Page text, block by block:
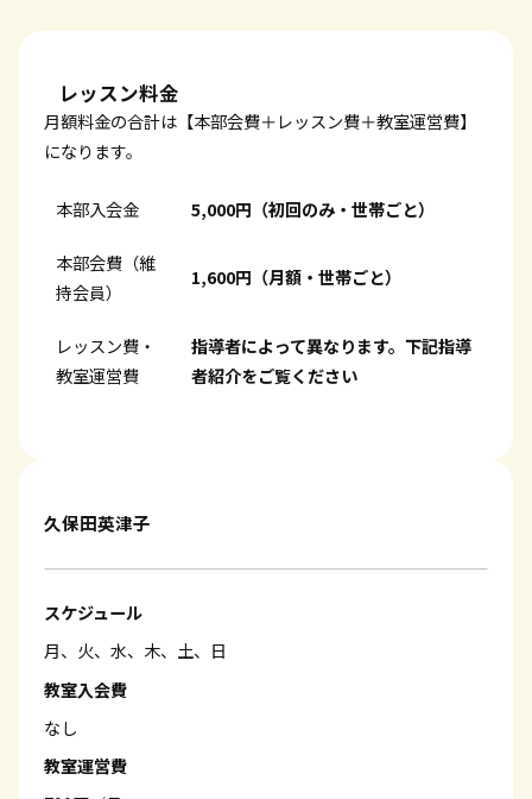
レッスン料金
月額料金の合計は【本部会費＋レッスン費＋教室運営費】
になります。
本部入会金 5,000円（初回のみ・世帯ごと）
本部会費（維
持会員）
1,600円（月額・世帯ごと）
レッスン費・
教室運営費
指導者によって異なります。下記指導
者紹介をご覧ください
久保田英津子
スケジュール
月、火、水、木、土、日
教室入会費
なし
教室運営費